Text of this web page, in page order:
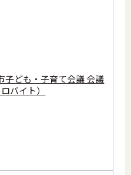
子ども・子育て会議 会議
バイト）